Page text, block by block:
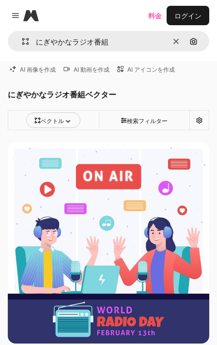
Close menu
Magnific
消去 画像で
料金 ログイン
AI 画像を作成 AI 動画を作成 AI アイコンを作成
にぎやかなラジオ番組ベクター
ベクトル 検索フィルター